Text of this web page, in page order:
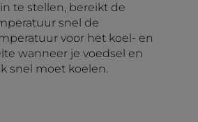
te stellen, bereikt de
snel de
voor het koel- en
wanneer je voedsel en
snel moet koelen.